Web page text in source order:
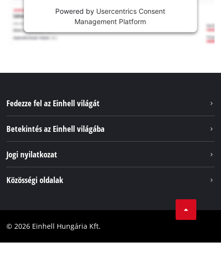
Powered by Usercentrics Consent
Management Platform
Fedezze fel az Einhell világát
Betekintés az Einhell világába
Az Einhell világszerte
Jogi nyilatkozat
Akadálymentesítési Nyilatkozat
Közösségi oldalak
Facebook
© 2026 Einhell Hungária Kft.